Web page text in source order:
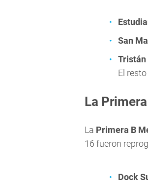
San
Tristán
El
La
La Primera B
16 fueron
Dock